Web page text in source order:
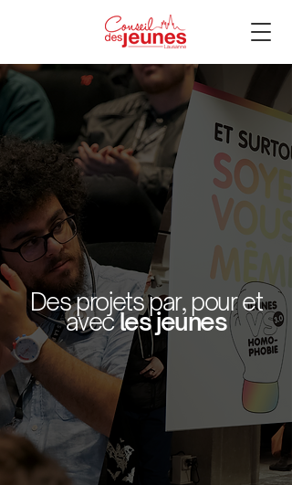
Des projets par, pour et
avecles jeunes